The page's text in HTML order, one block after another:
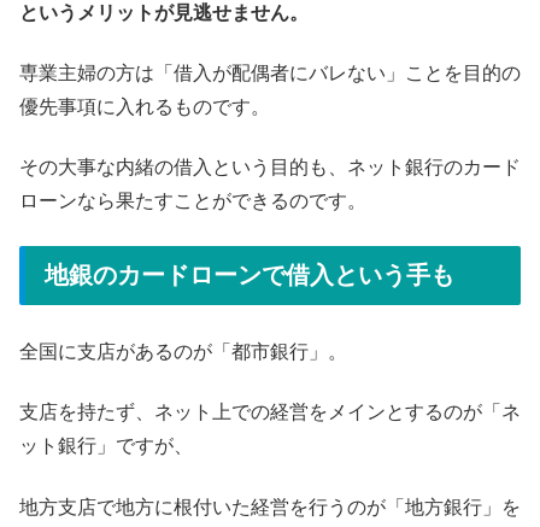
というメリットが見逃せません。
専業主婦の方は「借入が配偶者にバレない」ことを目的の
優先事項に入れるものです。
その大事な内緒の借入という目的も、ネット銀行のカード
ローンなら果たすことができるのです。
地銀のカードローンで借入という手も
全国に支店があるのが「都市銀行」。
支店を持たず、ネット上での経営をメインとするのが「ネ
ット銀行」ですが、
地方支店で地方に根付いた経営を行うのが「地方銀行」を